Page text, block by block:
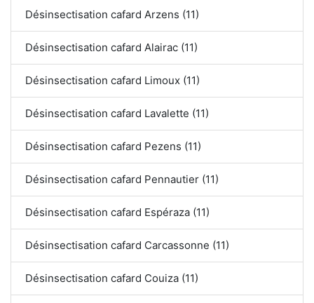
Désinsectisation cafard Arzens (11)
Désinsectisation cafard Alairac (11)
Désinsectisation cafard Limoux (11)
Désinsectisation cafard Lavalette (11)
Désinsectisation cafard Pezens (11)
Désinsectisation cafard Pennautier (11)
Désinsectisation cafard Espéraza (11)
Désinsectisation cafard Carcassonne (11)
Désinsectisation cafard Couiza (11)